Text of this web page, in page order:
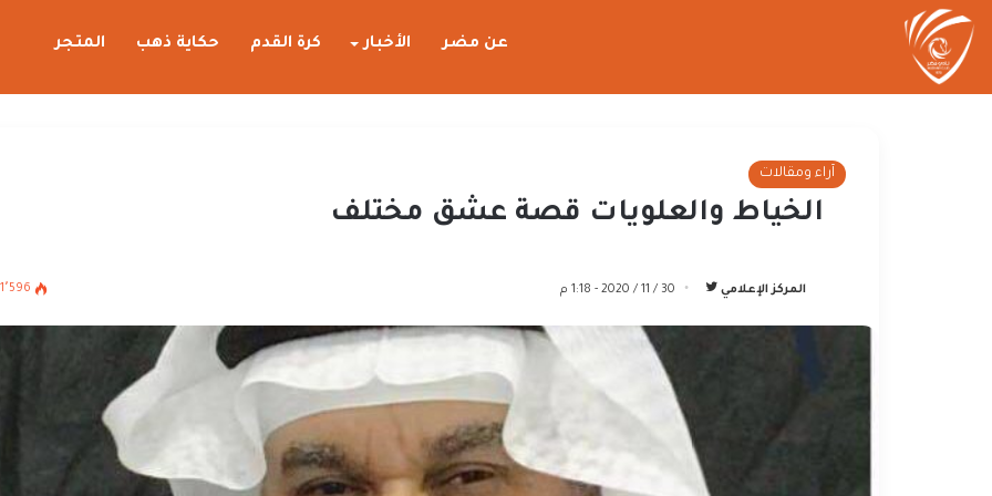
عن مضر الأخبار كرة القدم حكاية ذهب المتجر
آراء ومقالات
الخياط والعلويات قصة عشق مختلف
المركز الإعلامي
تابع
30 / 11 / 2020 - 1:18 م 1٬596